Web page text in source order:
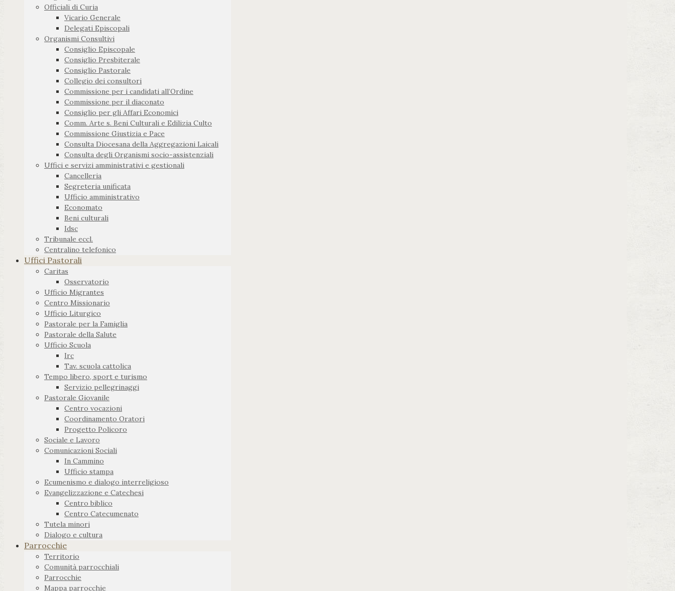
Officiali di Curia
Vicario Generale
Delegati Episcopali
Organismi Consultivi
Consiglio Episcopale
Consiglio Presbiterale
Consiglio Pastorale
Collegio dei consultori
Commissione per i candidati all’Ordine
Commissione per il diaconato
Consiglio per gli Affari Economici
Comm. Arte s. Beni Culturali e Edilizia Culto
Commissione Giustizia e Pace
Consulta Diocesana della Aggregazioni Laicali
Consulta degli Organismi socio-assistenziali
Uffici e servizi amministrativi e gestionali
Cancelleria
Segreteria unificata
Ufficio amministrativo
Economato
Beni culturali
Idsc
Tribunale eccl.
Centralino telefonico
Uffici Pastorali
Caritas
Osservatorio
Ufficio Migrantes
Centro Missionario
Ufficio Liturgico
Pastorale per la Famiglia
Pastorale della Salute
Ufficio Scuola
Irc
Tav. scuola cattolica
Tempo libero, sport e turismo
Servizio pellegrinaggi
Pastorale Giovanile
Centro vocazioni
Coordinamento Oratori
Progetto Policoro
Sociale e Lavoro
Comunicazioni Sociali
In Cammino
Ufficio stampa
Ecumenismo e dialogo interreligioso
Evangelizzazione e Catechesi
Centro biblico
Centro Catecumenato
Tutela minori
Dialogo e cultura
Parrocchie
Territorio
Comunità parrocchiali
Parrocchie
Mappa parrocchie